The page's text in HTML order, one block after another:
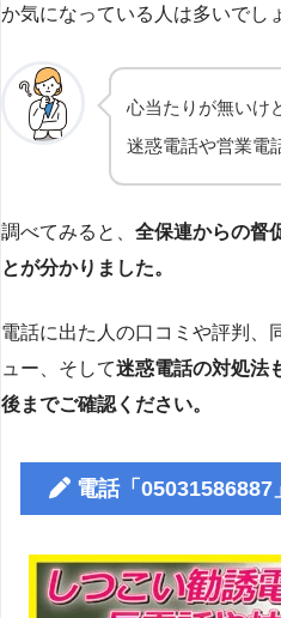
か気になっている人は多いでし
心当たりが無いけ
迷惑電話や営業電
調べてみると、 全保連からの督
とが分かりました。
電話に出た人の口コミや評判、
ュー、そして迷惑電話の対処法
後までご確認ください。
電話「